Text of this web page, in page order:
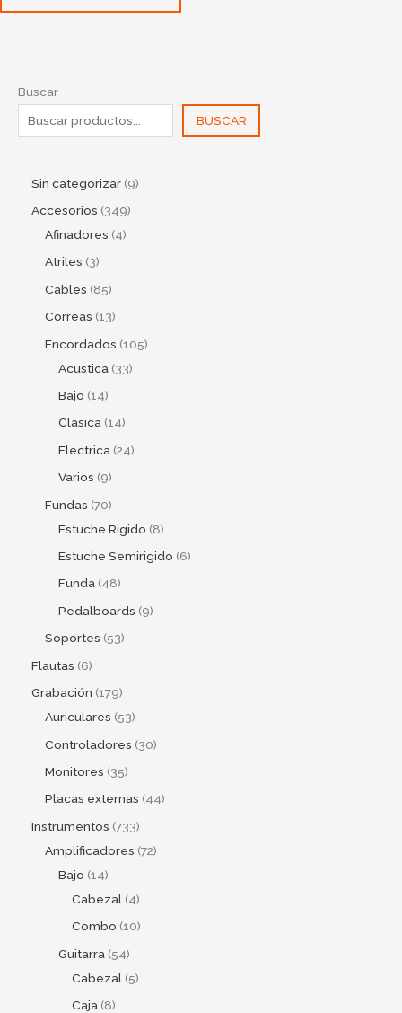
Buscar
BUSCAR
Sin categorizar 9
Accesorios 349
Afinadores 4
Atriles 3
Cables 85
Correas 13
Encordados 105
Acustica 33
Bajo 14
Clasica 14
Electrica 24
Varios 9
Fundas 70
Estuche Rigido 8
Estuche Semirigido 6
Funda 48
Pedalboards 9
Soportes 53
Flautas 6
Grabación 179
Auriculares 53
Controladores 30
Monitores 35
Placas externas 44
Instrumentos 733
Amplificadores 72
Bajo 14
Cabezal 4
Combo 10
Guitarra 54
Cabezal 5
Caja 8